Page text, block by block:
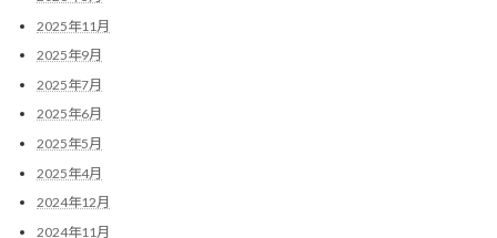
2025年11月
2025年9月
2025年7月
2025年6月
2025年5月
2025年4月
2024年12月
2024年11月